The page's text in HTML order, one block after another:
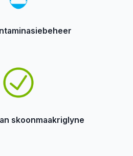
skoonmaakriglyne